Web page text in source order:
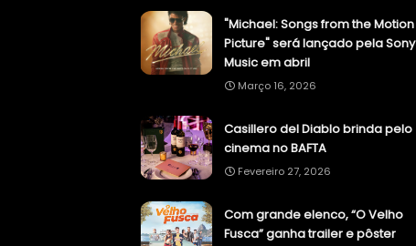
"Michael: Songs from the Motion
Picture" será lançado pela Sony
Music em abril
Março 16, 2026
Casillero del Diablo brinda pelo
cinema no BAFTA
Fevereiro 27, 2026
Com grande elenco, “O Velho
Fusca” ganha trailer e pôster